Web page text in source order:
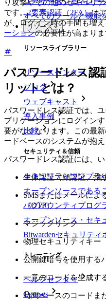
すべてのツールと機能
リソース
リソースライブラリー
リソースセンター
ブログ
ウェブキャスト
導入事例
比較
セキュリティ＆信頼
セキュリティコンプラ
オープンソースである
バグバウンティプログ
オープンソース・セキ
Bitwardenセキュリティ
トレーニング
ヘルプセンター
Courses
り攻撃やその他のセキュリ
です。2要素認証（2FA）は
が、ログイン時の手間も増え
ーションの必要性が高まりま
パスワードレス認
リットとは？
パスワードレス認証では、
プリケーションにログイン
要がなくなります。この最
ードベースのシステムが抱
パスワードレス認証には、
生体認証（顔認証、指
SMSまたはメールによ
（OTP）
マジックリンク
物理セキュリティキー
公開鍵暗号を使用する
一意のコードを生成す
時間ベースのコードま